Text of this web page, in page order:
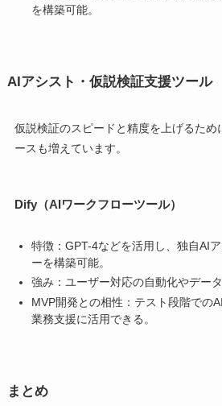
を構築可能。
AIアシスト・仮説検証支援ツール
仮説検証のスピードと精度を上げるため
ースも増えています。
Dify（AIワークフローツール）
特徴：GPT-4などを活用し、独自AI
ーを構築可能。
強み：ユーザー対応の自動化やデー
MVP開発との相性：テスト段階での
業務支援に活用できる。
まとめ